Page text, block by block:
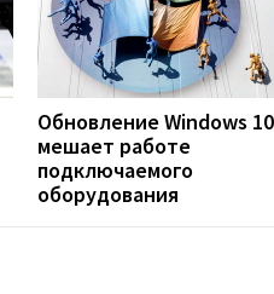
Обновление Windows 10
мешает работе
подключаемого
оборудования